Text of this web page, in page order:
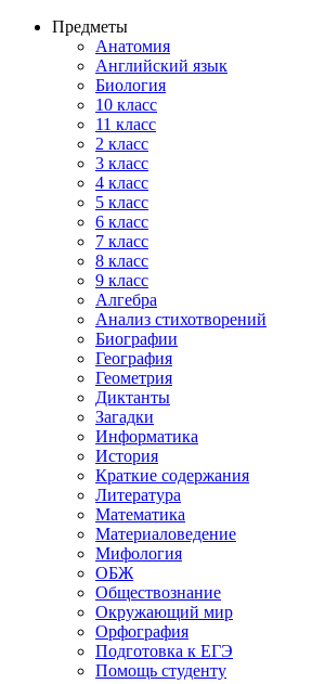
Предметы
Анатомия
Английский язык
Биология
10 класс
11 класс
2 класс
3 класс
4 класс
5 класс
6 класс
7 класс
8 класс
9 класс
Алгебра
Анализ стихотворений
Биографии
География
Геометрия
Диктанты
Загадки
Информатика
История
Краткие содержания
Литература
Математика
Материаловедение
Мифология
ОБЖ
Обществознание
Окружающий мир
Орфография
Подготовка к ЕГЭ
Помощь студенту